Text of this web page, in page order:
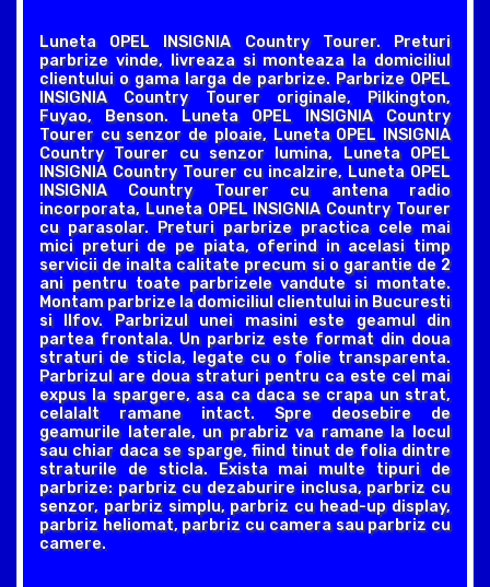
Luneta OPEL INSIGNIA Country Tourer. Preturi
parbrize vinde, livreaza si monteaza la domiciliul
clientului o gama larga de parbrize. Parbrize OPEL
INSIGNIA Country Tourer originale, Pilkington,
Fuyao, Benson. Luneta OPEL INSIGNIA Country
Tourer cu senzor de ploaie, Luneta OPEL INSIGNIA
Country Tourer cu senzor lumina, Luneta OPEL
INSIGNIA Country Tourer cu incalzire, Luneta OPEL
INSIGNIA Country Tourer cu antena radio
incorporata, Luneta OPEL INSIGNIA Country Tourer
cu parasolar. Preturi parbrize practica cele mai
mici preturi de pe piata, oferind in acelasi timp
servicii de inalta calitate precum si o garantie de 2
ani pentru toate parbrizele vandute si montate.
Montam parbrize la domiciliul clientului in Bucuresti
si Ilfov. Parbrizul unei masini este geamul din
partea frontala. Un parbriz este format din doua
straturi de sticla, legate cu o folie transparenta.
Parbrizul are doua straturi pentru ca este cel mai
expus la spargere, asa ca daca se crapa un strat,
celalalt ramane intact. Spre deosebire de
geamurile laterale, un prabriz va ramane la locul
sau chiar daca se sparge, fiind tinut de folia dintre
straturile de sticla. Exista mai multe tipuri de
parbrize: parbriz cu dezaburire inclusa, parbriz cu
senzor, parbriz simplu, parbriz cu head-up display,
parbriz heliomat, parbriz cu camera sau parbriz cu
camere.